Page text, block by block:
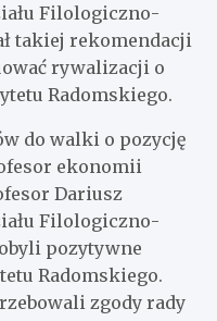
Filologiczno-
takiej rekomendacji
rywalizacji o
Radomskiego.
do walki o pozycję
ekonomii
Dariusz
Filologiczno-
pozytywne
Radomskiego.
zgody rady